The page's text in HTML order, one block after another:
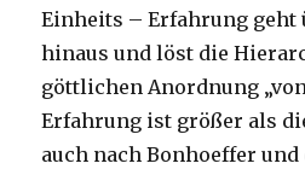
Einheits – Erfahrung geht
hinaus und löst die
göttlichen Anordnung „von
Erfahrung ist größer als
auch nach Bonhoeffer